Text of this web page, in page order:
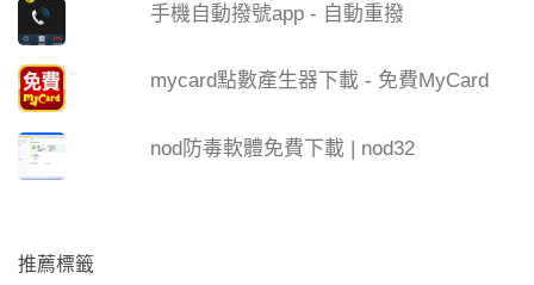
手機自動撥號app - 自動重撥
mycard點數產生器下載 - 免費MyCard
nod防毒軟體免費下載 | nod32
推薦標籤